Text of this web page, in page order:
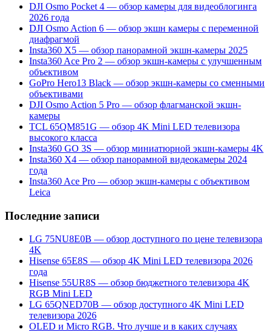
DJI Osmo Pocket 4 — обзор камеры для видеоблогинга
2026 года
DJI Osmo Action 6 — обзор экшн камеры с переменной
диафрагмой
Insta360 X5 — обзор панорамной экшн-камеры 2025
Insta360 Ace Pro 2 — обзор экшн-камеры с улучшенным
объективом
GoPro Hero13 Black — обзор экшн-камеры со сменными
объективами
DJI Osmo Action 5 Pro — обзор флагманской экшн-
камеры
TCL 65QM851G — обзор 4K Mini LED телевизора
высокого класса
Insta360 GO 3S — обзор миниатюрной экшн-камеры 4K
Insta360 X4 — обзор панорамной видеокамеры 2024
года
Insta360 Ace Pro — обзор экшн-камеры с объективом
Leica
Последние записи
LG 75NU8E0B — обзор доступного по цене телевизора
4K
Hisense 65E8S — обзор 4K Mini LED телевизора 2026
года
Hisense 55UR8S — обзор бюджетного телевизора 4K
RGB Mini LED
LG 65QNED70B — обзор доступного 4K Mini LED
телевизора 2026
OLED и Micro RGB. Что лучше и в каких случаях